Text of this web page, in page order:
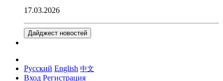
17.03.2026
Дайджест новостей
Русский English 中文
Вход Регистрация